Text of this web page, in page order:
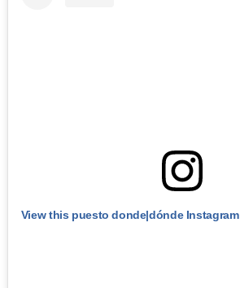
View this puesto donde|dónde Instagram